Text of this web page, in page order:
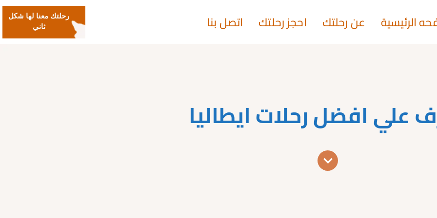
الرئيسية عن رحلتك احجز رحلتك اتصل بنا
رحلتك معنا لها شكل
ثاني
علي افضل رحلات ايطاليا